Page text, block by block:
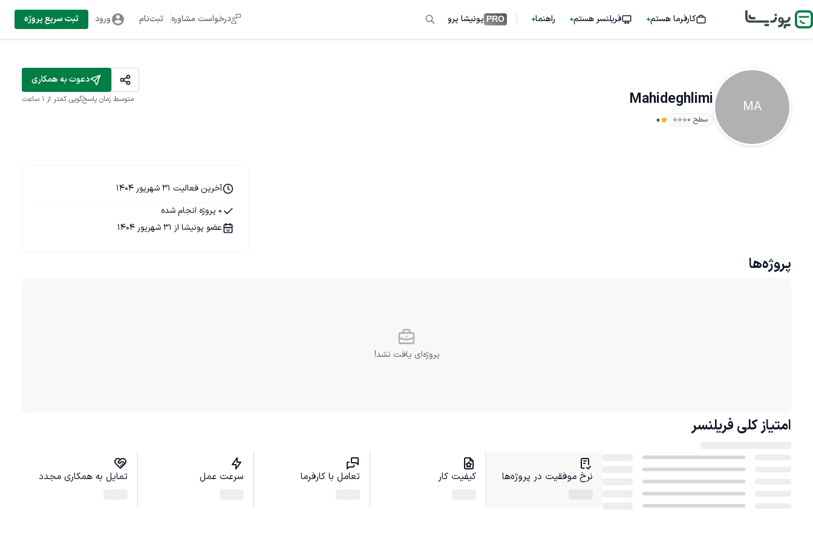
کارفرما هستم فریلنسر هستم راهنما PRO پونیشا پرو درخواست مشاوره ثبت‌نام ورود ثبت سریع پروژه
MA
Mahideghlimi
سطح ۰ 0
دعوت به همکاری
متوسط زمان پاسخ‌گویی کمتر از 1 ساعت
آخرین فعالیت 31 شهریور 1404
0 پروژه انجام شده
عضو پونیشا از 31 شهریور 1404
پروژه‌ها
پروژه‌ای یافت نشد!
امتیاز کلی فریلنسر
نرخ موفقیت در پروژه‌ها کیفیت کار تعامل با کارفرما سرعت عمل تمایل به همکاری مجدد